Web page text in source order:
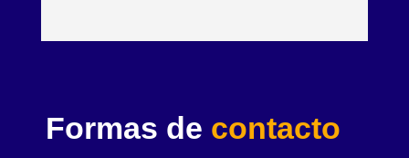
Formas de contacto